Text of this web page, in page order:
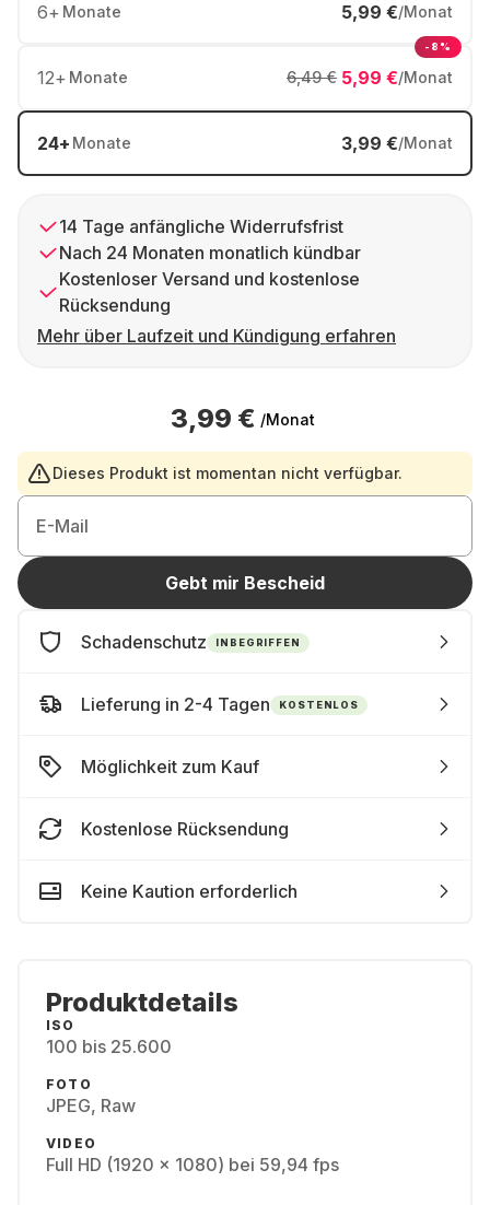
6+ Monate 5,99 €/Monat
12+ Monate 5,99 €/Monat
6,49 €
-8%
24+ Monate 3,99 €/Monat
14 Tage anfängliche Widerrufsfrist
Nach 24 Monaten monatlich kündbar
Kostenloser Versand und kostenlose
Rücksendung
Mehr über Laufzeit und Kündigung erfahren
3,99 € /Monat
Dieses Produkt ist momentan nicht verfügbar.
E-Mail
Gebt mir Bescheid
Schadenschutz INBEGRIFFEN
Lieferung in 2-4 Tagen KOSTENLOS
Möglichkeit zum Kauf
Kostenlose Rücksendung
Keine Kaution erforderlich
Produktdetails
ISO
100 bis 25.600
FOTO
JPEG, Raw
VIDEO
Full HD (1920 x 1080) bei 59,94 fps